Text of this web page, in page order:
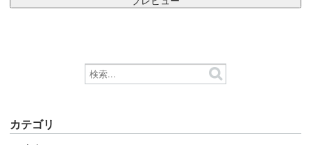
カテゴリ